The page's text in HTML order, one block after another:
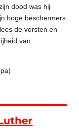
dood was hij
hoge beschermers
de vorsten en
van